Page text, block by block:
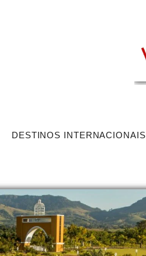
DESTINOS INTERNACIONAIS